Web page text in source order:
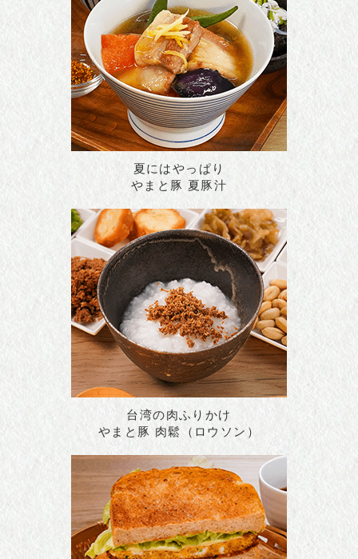
夏にはやっぱり
やまと豚 夏豚汁
台湾の肉ふりかけ
やまと豚 肉鬆（ロウソン）